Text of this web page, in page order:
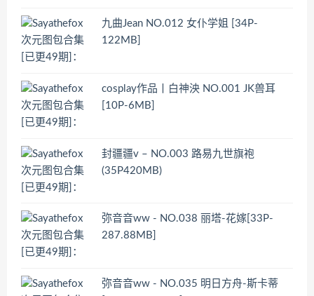
九曲Jean NO.012 女仆学姐 [34P-
122MB]
cosplay作品丨白神泱 NO.001 JK兽耳
[10P-6MB]
封疆疆v – NO.003 路易九世旗袍
(35P420MB)
弥音音ww - NO.038 丽塔-花嫁[33P-
287.88MB]
弥音音ww - NO.035 明日方舟-斯卡蒂